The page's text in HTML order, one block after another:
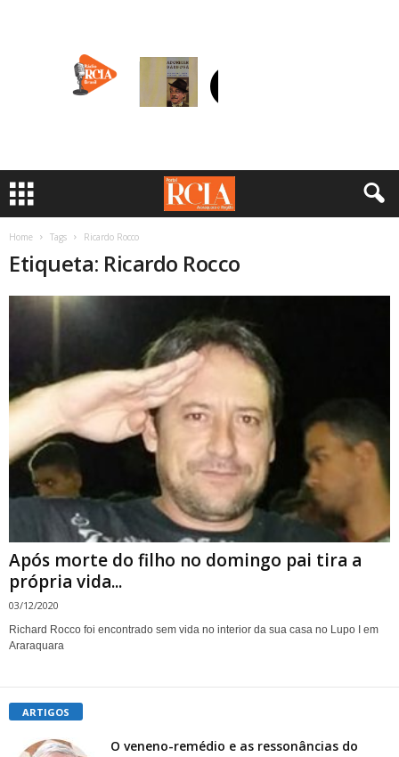
Home Tags Ricardo Rocco
Etiqueta: Ricardo Rocco
Após morte do filho no domingo pai tira a
própria vida...
03/12/2020
Richard Rocco foi encontrado sem vida no interior da sua casa no Lupo I em
Araraquara
ARTIGOS
O veneno-remédio e as ressonâncias do